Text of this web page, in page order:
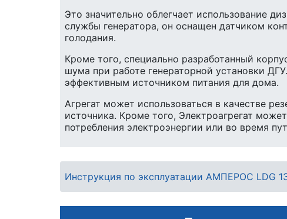
Это значительно облегчает использование
службы генератора, он оснащен датчиком
голодания.
Кроме того, специально разработанный
шума при работе генераторной установки ДГУ.
эффективным источником питания для дома.
Агрегат может использоваться в качестве
источника. Кроме того, Электроагрегат
потребления электроэнергии или во время
Инструкция по эксплуатации АМПЕРОС LDG